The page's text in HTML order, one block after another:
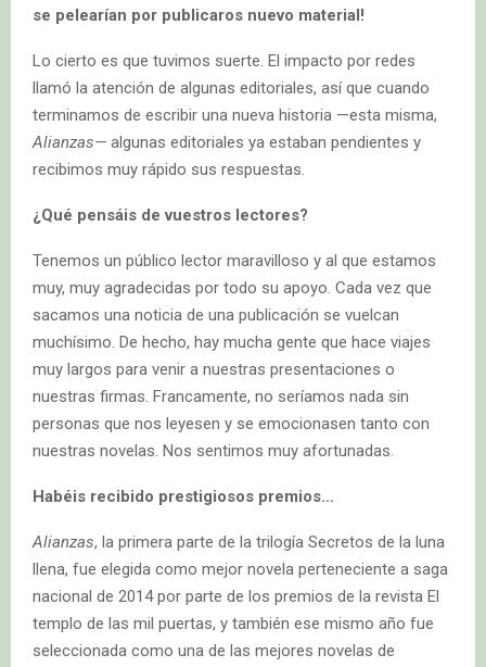
se pelearían por publicaros nuevo material!
Lo cierto es que tuvimos suerte. El impacto por redes
llamó la atención de algunas editoriales, así que cuando
terminamos de escribir una nueva historia —esta misma,
Alianzas­— algunas editoriales ya estaban pendientes y
recibimos muy rápido sus respuestas.
¿Qué pensáis de vuestros lectores?
Tenemos un público lector maravilloso y al que estamos
muy, muy agradecidas por todo su apoyo. Cada vez que
sacamos una noticia de una publicación se vuelcan
muchísimo. De hecho, hay mucha gente que hace viajes
muy largos para venir a nuestras presentaciones o
nuestras firmas. Francamente, no seríamos nada sin
personas que nos leyesen y se emocionasen tanto con
nuestras novelas. Nos sentimos muy afortunadas.
Habéis recibido prestigiosos premios…
Alianzas, la primera parte de la trilogía Secretos de la luna
llena, fue elegida como mejor novela perteneciente a saga
nacional de 2014 por parte de los premios de la revista El
templo de las mil puertas, y también ese mismo año fue
seleccionada como una de las mejores novelas de